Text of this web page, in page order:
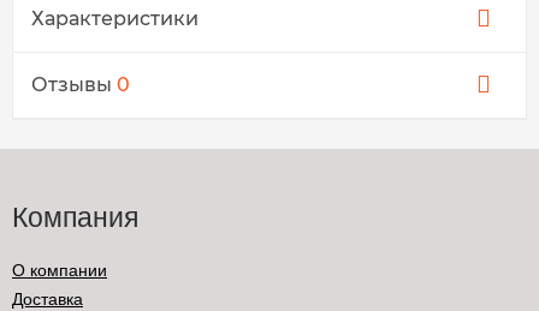
Характеристики
Отзывы 0
Компания
О компании
Доставка